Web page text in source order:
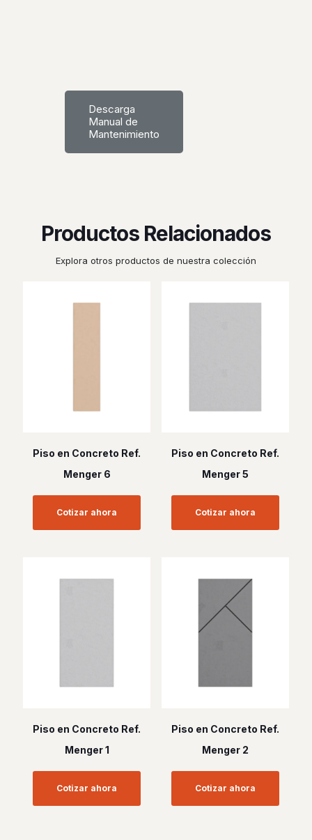
Descarga
Manual de
Mantenimiento
Productos Relacionados
Explora otros productos de nuestra colección
Piso en Concreto Ref.
Menger 6
Cotizar ahora
Piso en Concreto Ref.
Menger 5
Cotizar ahora
Piso en Concreto Ref.
Menger 1
Cotizar ahora
Piso en Concreto Ref.
Menger 2
Cotizar ahora